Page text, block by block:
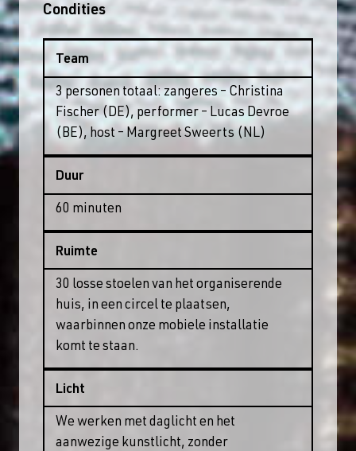
Condities
Team
3 personen totaal: zangeres – Christina
Fischer (DE), performer – Lucas Devroe
(BE), host – Margreet Sweerts (NL)
Duur
60 minuten
Ruimte
30 losse stoelen van het organiserende
huis, in een circel te plaatsen,
waarbinnen onze mobiele installatie
komt te staan.
Licht
We werken met daglicht en het
aanwezige kunstlicht, zonder